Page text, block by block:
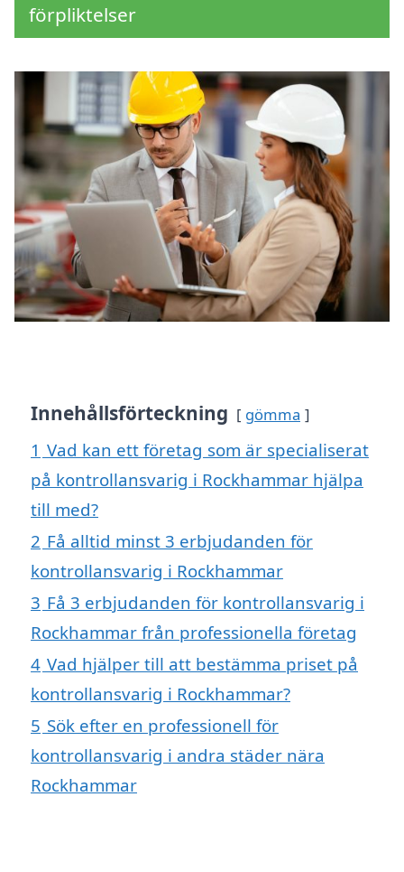
förpliktelser
Innehållsförteckning gömma
1 Vad kan ett företag som är specialiserat
på kontrollansvarig i Rockhammar hjälpa
till med?
2 Få alltid minst 3 erbjudanden för
kontrollansvarig i Rockhammar
3 Få 3 erbjudanden för kontrollansvarig i
Rockhammar från professionella företag
4 Vad hjälper till att bestämma priset på
kontrollansvarig i Rockhammar?
5 Sök efter en professionell för
kontrollansvarig i andra städer nära
Rockhammar